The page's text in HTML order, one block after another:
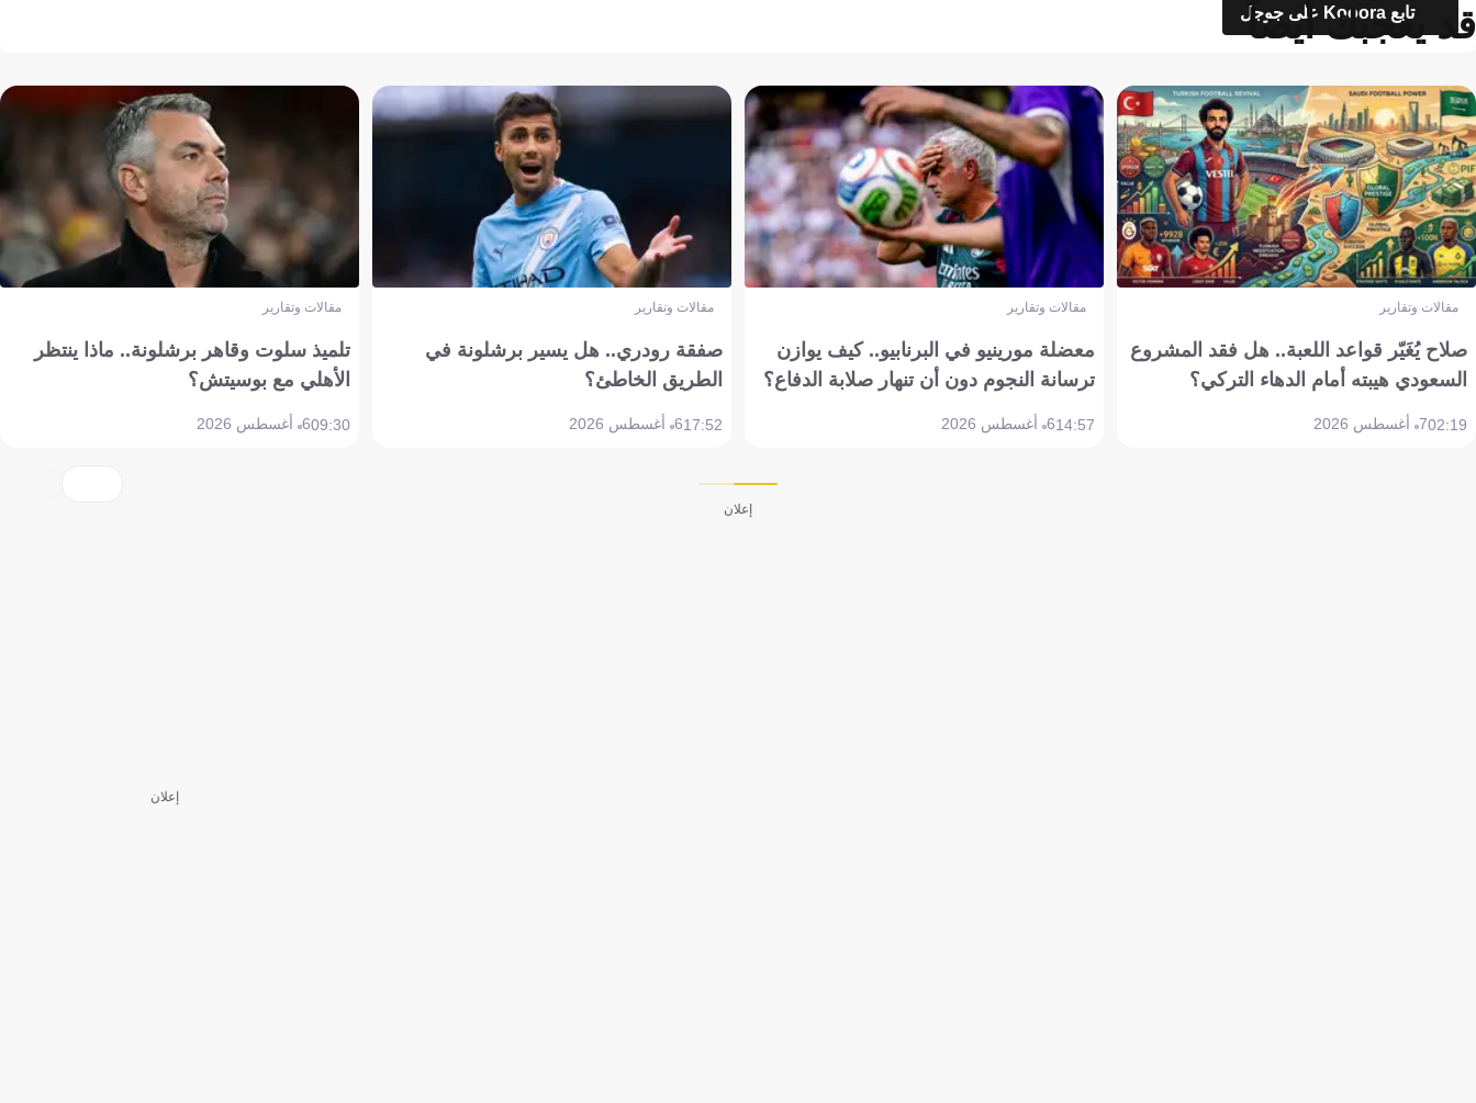
تابع Kooora على جوجل
قد يعجبك أيضاً
مقالات وتقارير
صلاح يُغَيّر قواعد اللعبة.. هل فقد المشروع
السعودي هيبته أمام الدهاء التركي؟
02:197 أغسطس 2026
مقالات وتقارير
معضلة مورينيو في البرنابيو.. كيف يوازن
ترسانة النجوم دون أن تنهار صلابة الدفاع؟
14:576 أغسطس 2026
مقالات وتقارير
صفقة رودري.. هل يسير برشلونة في
الطريق الخاطئ؟
17:526 أغسطس 2026
مقالات وتقارير
تلميذ سلوت وقاهر برشلونة.. ماذا ينتظر
الأهلي مع بوسيتش؟
09:306 أغسطس 2026
إعلان
إعلان